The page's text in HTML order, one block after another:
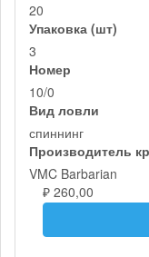
20
Упаковка (шт)
3
Номер
10/0
Вид ловли
спиннинг
Производитель
VMC Barbarian
₽ 260,00